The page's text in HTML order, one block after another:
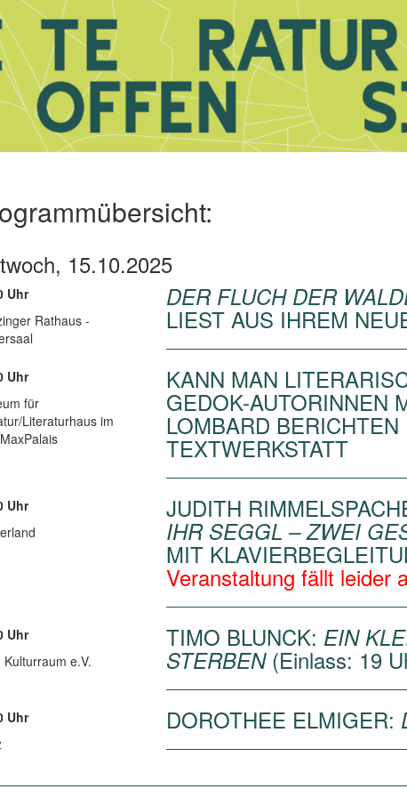
15.10.2025
Uhr
Rathaus -
DER FLUCH DER
LIEST AUS IHREM
Uhr
für
Literaturhaus im
KANN MAN
GEDOK-AUTORINNEN
LOMBARD
TEXTWERKSTATT
Uhr
JUDITH
IHR SEGGL – ZWEI
MIT
Veranstaltung fällt leider
Uhr
Kulturraum e.V.
TIMO BLUNCK: EIN
STERBEN(Einlass: 19
Uhr
DOROTHEE ELMIGER: